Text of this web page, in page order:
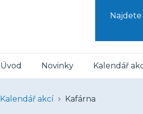
Najdete
Úvod Novinky Kalendář
Kalendář akcí Kafárna